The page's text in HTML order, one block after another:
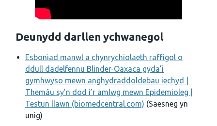
Deunydd darllen ychwanegol
Esboniad manwl a chynrychiolaeth raffigol o
ddull dadelfennu Blinder-Oaxaca gyda’i
gymhwyso mewn anghydraddoldebau iechyd |
Themâu sy’n dod i’r amlwg mewn Epidemioleg |
Testun llawn (biomedcentral.com) (Saesneg yn
unig)